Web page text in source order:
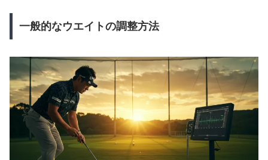
一般的なウエイトの調整方法